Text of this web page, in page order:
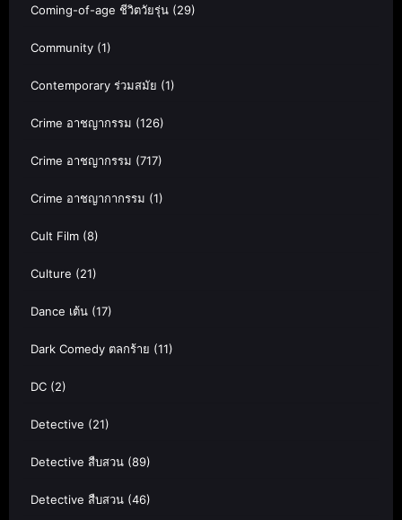
Coming-of-age ชีวิตวัยรุ่น (29)
Community (1)
Contemporary ร่วมสมัย (1)
Crime อาชญากรรม (126)
Crime อาชญากรรม (717)
Crime อาชญากากรรม (1)
Cult Film (8)
Culture (21)
Dance เต้น (17)
Dark Comedy ตลกร้าย (11)
DC (2)
Detective (21)
Detective สืบสวน (89)
Detective สืบสวน (46)